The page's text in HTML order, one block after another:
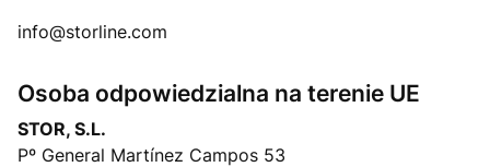
info@storline.com
Osoba odpowiedzialna na terenie UE
STOR, S.L.
Pº General Martínez Campos 53